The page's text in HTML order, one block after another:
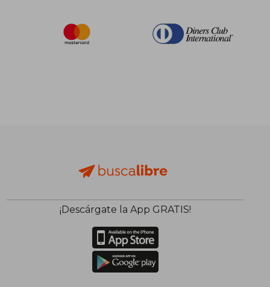
¡Descárgate la App GRATIS!